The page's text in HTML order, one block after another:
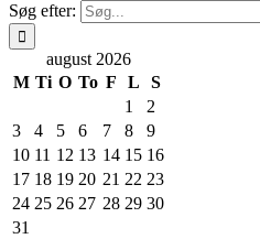
Søg efter:
august 2026
M Ti O To F L
S
1
2
3
4 5 6 7 8
9
10 11 12 13 14 15 16
17 18 19 20 21 22 23
24 25 26 27 28 29 30
31